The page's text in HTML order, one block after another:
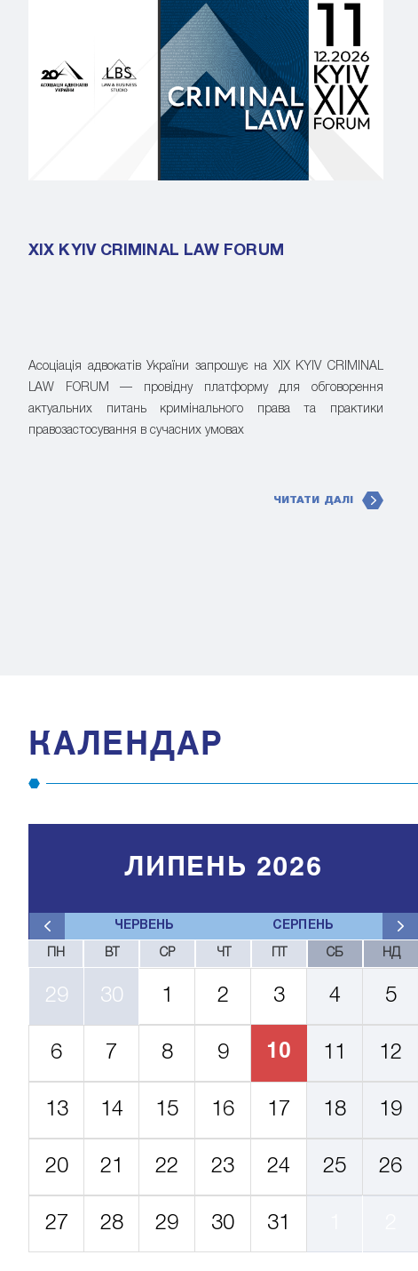
XIX KYIV CRIMINAL LAW FORUM
Асоціація адвокатів України запрошує на XIX KYIV CRIMINAL
LAW FORUM — провідну платформу для обговорення
актуальних питань кримінального права та практики
правозастосування в сучасних умовах
ЧИТАТИ ДАЛІ
КАЛЕНДАР
ЧЕРВЕНЬ СЕРПЕНЬ
ЛИПЕНЬ 2026
ПН ВТ СР ЧТ СБ НД
29 30 1 2 3 4 5
6 7 8 9 10 11 12
13 14 15 16 17 18 19
20 21 22 23 24 25 26
27 28 29 30 31